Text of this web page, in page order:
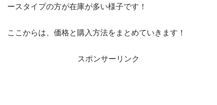
ースタイプの方が在庫が多い様子です！
ここからは、価格と購入方法をまとめていきます！
スポンサーリンク